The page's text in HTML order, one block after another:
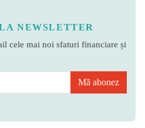
NEWSLETTER
cele mai noi sfaturi financiare și
Mă abonez